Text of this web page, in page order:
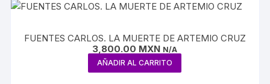
FUENTES CARLOS. LA MUERTE DE ARTEMIO CRUZ
3,800.00 MXN N/A
AÑADIR AL CARRITO